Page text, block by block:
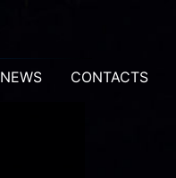
NEWS CONTACTS